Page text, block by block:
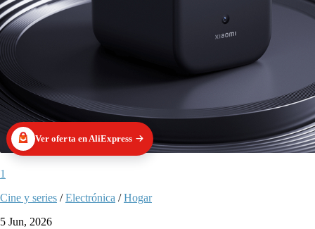
Ver oferta en AliExpress
1
Cine y series /Electrónica /Hogar
5 Jun, 2026